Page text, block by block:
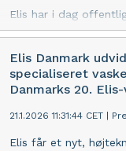
Elis har i dag
positiv udvikling
løsninger, hvor
hoteller og
mindre affald,
Elis Danmark
specialiseret
Danmarks 20.
21.1.2026 11:31:44 CET
Elis får et nyt,